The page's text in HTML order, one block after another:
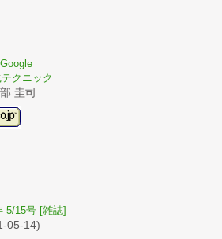
クニック
圭司
5/15号 [雑誌]
05-14)